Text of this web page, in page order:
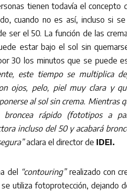
tienen todavía el
cuando no es así, incluso si
ser el 50. La función de las
estar bajo el sol sin
30 los minutos que se puede
este tiempo se multiplica
ojos, pelo, piel muy clara y
al sol sin crema. Mientras
rápido (fototipos a
incluso del 50 y acabará
aclara el director de IDEI.
del “contouring”realizado con
utiliza fotoprotección, dejando